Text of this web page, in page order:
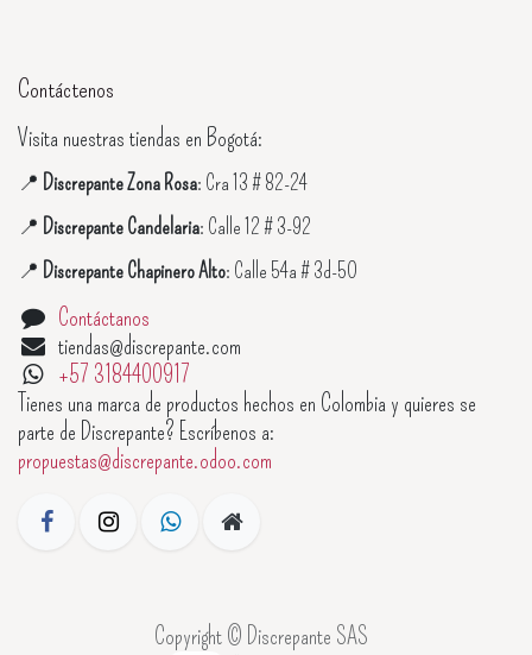
Contáctenos
Visita nuestras tiendas en Bogotá:
📍 Discrepante Zona Rosa: Cra 13 # 82-24
📍 Discrepante Candelaria: Calle 12 # 3-92
📍 Discrepante Chapinero Alto: Calle 54a # 3d-50
Contáctanos
tiendas@discrepante.com
+57 3184400917
Tienes una marca de productos hechos en Colombia y quieres se
parte de Discrepante? Escríbenos a:
propuestas@discrepante.odoo.com
Copyright © Discrepante SAS